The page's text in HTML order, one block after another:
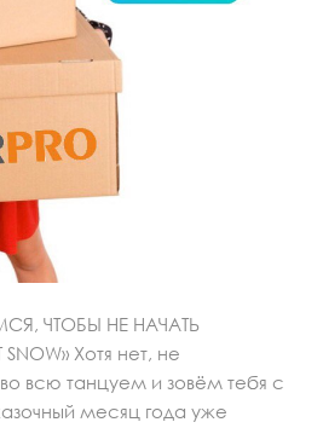
ЧТОБЫ НЕ НАЧАТЬ
Хотя нет, не
всю танцуем и зовём тебя с
месяц года уже